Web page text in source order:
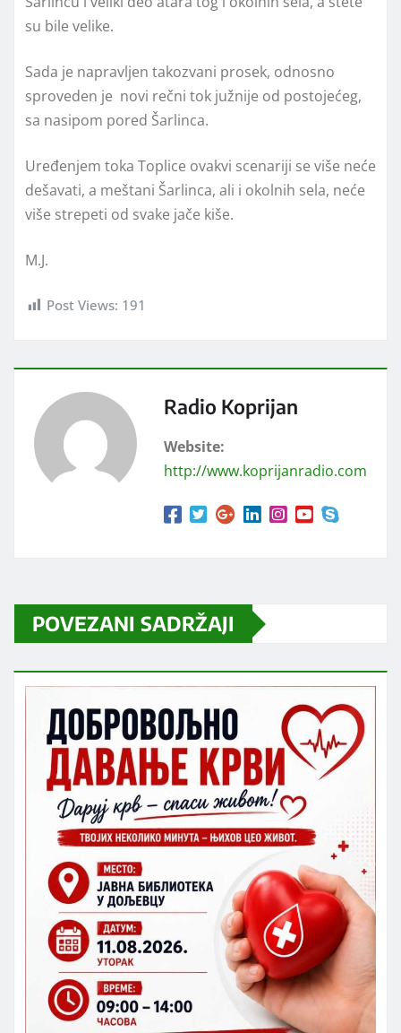
su bile velike.
Sada je napravljen takozvani prosek, odnosno
sproveden je novi rečni tok južnije od postojećeg,
sa nasipom pored Šarlinca.
Uređenjem toka Toplice ovakvi scenariji se više neće
dešavati, a meštani Šarlinca, ali i okolnih sela, neće
više strepeti od svake jače kiše.
M.J.
Post Views: 191
Radio Koprijan
Website:
http://www.koprijanradio.com
POVEZANI SADRŽAJI